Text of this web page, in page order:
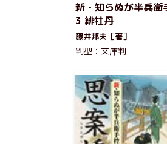
新・知らぬが半兵衛
3 緋牡丹
藤井邦夫［著］
判型：文庫判